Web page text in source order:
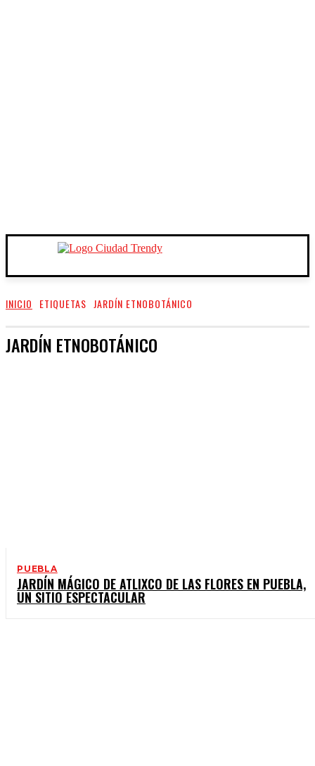
INICIO ETIQUETAS JARDÍN ETNOBOTÁNICO
JARDÍN ETNOBOTÁNICO
PUEBLA
JARDÍN MÁGICO DE ATLIXCO DE LAS FLORES EN PUEBLA,
UN SITIO ESPECTACULAR